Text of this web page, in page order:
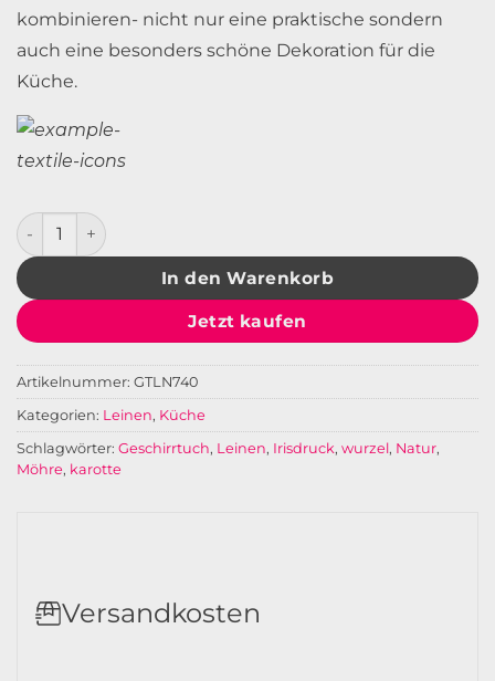
kombinieren- nicht nur eine praktische sondern
auch eine besonders schöne Dekoration für die
Küche.
Geschirrtuch Leinen Wurzel Menge
In den Warenkorb
Jetzt kaufen
Artikelnummer: GTLN740
Kategorien: Leinen, Küche
Schlagwörter: Geschirrtuch, Leinen, Irisdruck, wurzel, Natur,
Möhre, karotte
Versandkosten